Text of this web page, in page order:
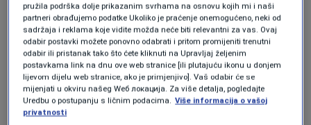
značajan jaz između zakonskih garancija i
njihove primjene u praksi.
Prema nalazima studije, samo četiri od deset
kantona poduzela su određene korake kako bi
svoje propise uskladila s federalnim zakonom,
pružila podrška dolje prikazanim svrhama na osnovu kojih mi i naši
partneri obrađujemo podatke Ukoliko je praćenje onemogućeno, neki od
sadržaja i reklama koje vidite možda neće biti relevantni za vas. Ovaj
odabir postavki možete ponovno odabrati i pritom promijeniti trenutni
odabir ili pristanak tako što ćete kliknuti na Upravljaj željenim
postavkama link na dnu ove web stranice [ili plutajuću ikonu u donjem
lijevom dijelu web stranice, ako je primjenjivo]. Vaš odabir će se
mijenjati u okviru našeg Wеб локација. Za više detalja, pogledajte
Uredbu o postupanju s ličnim podacima. Više informacija o vašoj
privatnosti